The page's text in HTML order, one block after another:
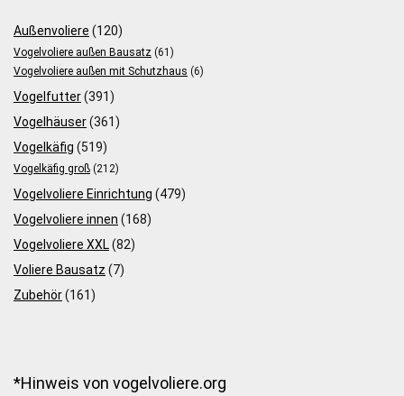
Außenvoliere (120)
Vogelvoliere außen Bausatz (61)
Vogelvoliere außen mit Schutzhaus (6)
Vogelfutter(391)
Vogelhäuser(361)
Vogelkäfig (519)
Vogelkäfig groß (212)
Vogelvoliere Einrichtung (479)
Vogelvoliere innen (168)
Vogelvoliere XXL(82)
Voliere Bausatz (7)
Zubehör(161)
*Hinweis von vogelvoliere.org